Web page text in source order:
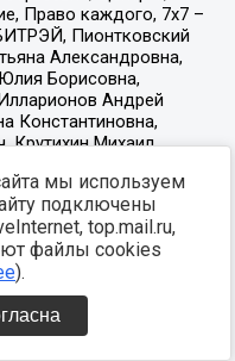
мы используем
подключены
top.mail.ru,
файлы cookies
).